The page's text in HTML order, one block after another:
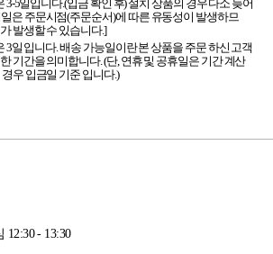
3-5일입니다.(입금 확인 후) 설치 상품의 경우 다소 늦어
은 주문시점(주문순서)에 따른 유동성이 발생하므
발생할 수 있습니다.]
3일 입니다. 배송 가능일이란 본 상품을 주문 하신 고객
기간을 의미합니다. (단, 연휴 및 공휴일은 기간 계산
우 입금일 기준 입니다.)
12:30 - 13:30